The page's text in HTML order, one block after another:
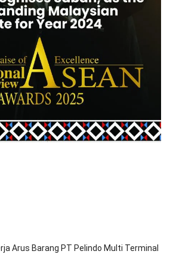
Arus Barang PT Pelindo Multi Terminal